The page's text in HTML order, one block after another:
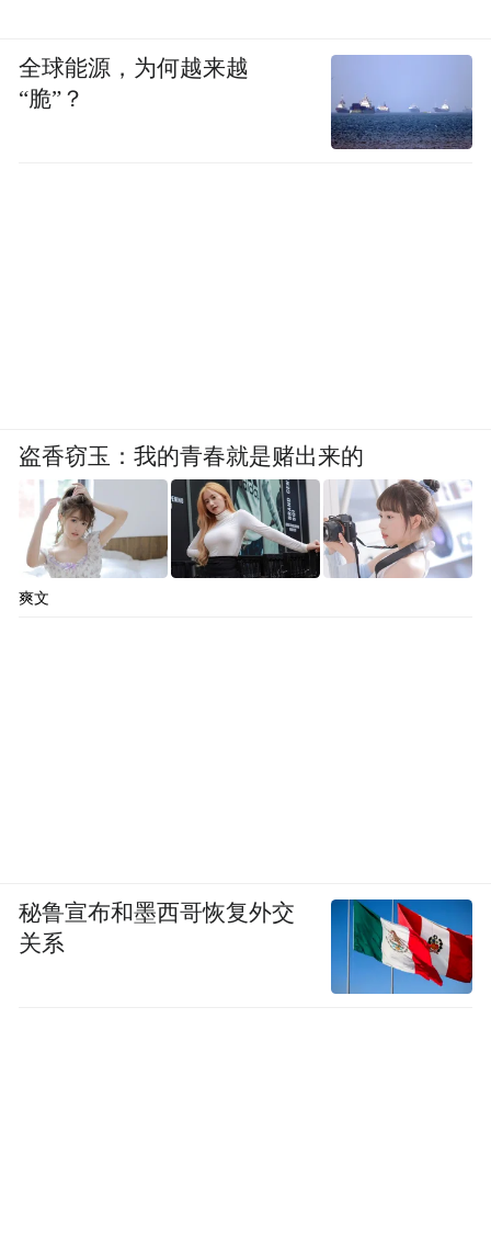
全球能源，为何越来越
“脆”？
盗香窃玉：我的青春就是赌出来的
爽文
秘鲁宣布和墨西哥恢复外交
关系